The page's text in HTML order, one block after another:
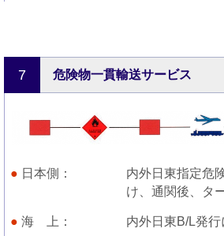
7 危険物一貫輸送サービス
日本側
内外日東指定危
け、通関後、タ
海 上 内外日東B/L発